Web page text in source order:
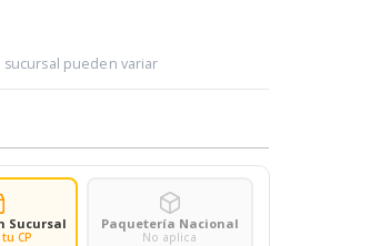
pueden variar
Sucursal
CP
Paquetería Nacional
No aplica